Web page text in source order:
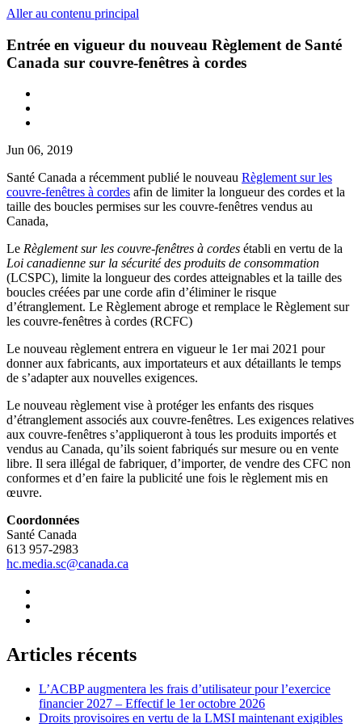
Aller au contenu principal
Entrée en vigueur du nouveau Règlement de Santé
Canada sur couvre-fenêtres à cordes
Jun 06, 2019
Santé Canada a récemment publié le nouveau Règlement sur les
couvre-fenêtres à cordes afin de limiter la longueur des cordes et la
taille des boucles permises sur les couvre-fenêtres vendus au
Canada,
Le Règlement sur les couvre-fenêtres à cordes établi en vertu de la
Loi canadienne sur la sécurité des produits de consommation
(LCSPC), limite la longueur des cordes atteignables et la taille des
boucles créées par une corde afin d’éliminer le risque
d’étranglement. Le Règlement abroge et remplace le Règlement sur
les couvre-fenêtres à cordes (RCFC)
Le nouveau règlement entrera en vigueur le 1er mai 2021 pour
donner aux fabricants, aux importateurs et aux détaillants le temps
de s’adapter aux nouvelles exigences.
Le nouveau règlement vise à protéger les enfants des risques
d’étranglement associés aux couvre-fenêtres. Les exigences relatives
aux couvre-fenêtres s’appliqueront à tous les produits importés et
vendus au Canada, qu’ils soient fabriqués sur mesure ou en vente
libre. Il sera illégal de fabriquer, d’importer, de vendre des CFC non
conformes et d’en faire la publicité une fois le règlement mis en
œuvre.
Coordonnées
Santé Canada
613 957-2983
hc.media.sc@canada.ca
Articles récents
L’ACBP augmentera les frais d’utilisateur pour l’exercice
financier 2027 – Effectif le 1er octobre 2026
Droits provisoires en vertu de la LMSI maintenant exigibles